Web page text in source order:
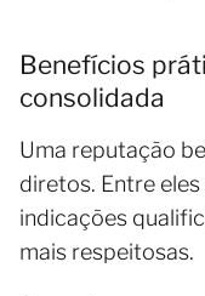
Benefícios
consolidada
Uma reputação
diretos. Entre
indicações
mais respeitosas.